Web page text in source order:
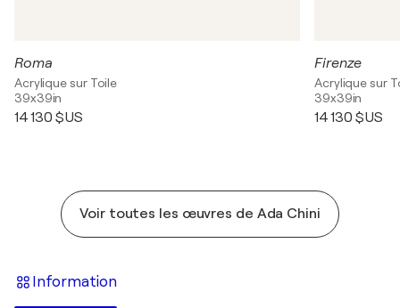
Roma
Acrylique sur Toile
39x39in
14 130 $US
Firenze
Acrylique sur
39x39in
14 130 $US
Voir toutes les œuvres de Ada Chini
Information